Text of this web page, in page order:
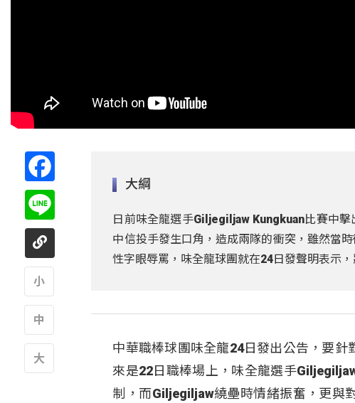
大綱
日前味全龍選手Giljegiljaw Kungkuan比賽中
中信投手發生口角，造成兩隊的衝突，雖然當
性字眼辱罵，味全龍球團就在24日發聲明表示，
中華職棒球團味全龍24日發出公告，要
來是22日職棒場上，味全龍選手
制，而Giljegiljaw繞壘時情緒振奮，更與